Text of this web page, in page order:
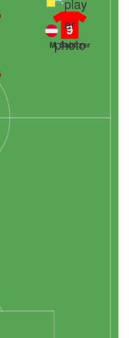
9
M. Sabitzer